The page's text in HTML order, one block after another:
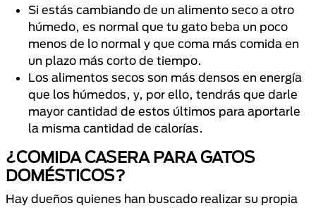
Si estás cambiando de un alimento seco a otro
húmedo, es normal que tu gato beba un poco
menos de lo normal y que coma más comida en
un plazo más corto de tiempo.
Los alimentos secos son más densos en energía
que los húmedos, y, por ello, tendrás que darle
mayor cantidad de estos últimos para aportarle
la misma cantidad de calorías.
¿COMIDA CASERA PARA GATOS
DOMÉSTICOS?
Hay dueños quienes han buscado realizar su propia